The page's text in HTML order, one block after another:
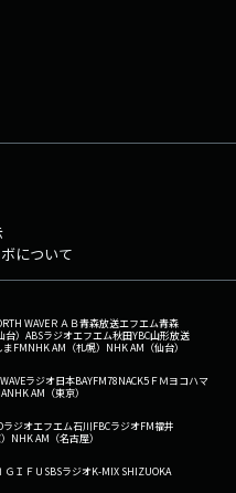
について
WAVEＲＡＢ青森放送エフエム青森
） ABSラジオエフエム秋田YBC山形放送
まFMNHK AM（札幌） NHK AM（仙台）
ラジオ日本BAYFM78NACK5 ＦＭヨコハマ
NHK AM（東京）
ラジオエフエム石川FBCラジオFM福井
NHK AM（名古屋）
ＧＩＦＵ SBSラジオK-MIX SHIZUOKA